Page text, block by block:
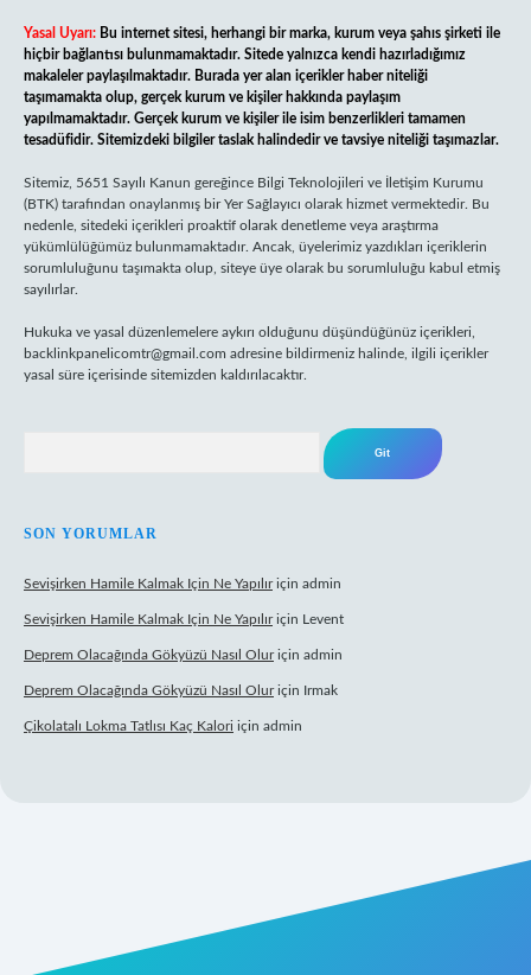
Yasal Uyarı: Bu internet sitesi, herhangi bir marka, kurum veya şahıs şirketi ile
hiçbir bağlantısı bulunmamaktadır. Sitede yalnızca kendi hazırladığımız
makaleler paylaşılmaktadır. Burada yer alan içerikler haber niteliği
taşımamakta olup, gerçek kurum ve kişiler hakkında paylaşım
yapılmamaktadır. Gerçek kurum ve kişiler ile isim benzerlikleri tamamen
tesadüfidir. Sitemizdeki bilgiler taslak halindedir ve tavsiye niteliği taşımazlar.
Sitemiz, 5651 Sayılı Kanun gereğince Bilgi Teknolojileri ve İletişim Kurumu
(BTK) tarafından onaylanmış bir Yer Sağlayıcı olarak hizmet vermektedir. Bu
nedenle, sitedeki içerikleri proaktif olarak denetleme veya araştırma
yükümlülüğümüz bulunmamaktadır. Ancak, üyelerimiz yazdıkları içeriklerin
sorumluluğunu taşımakta olup, siteye üye olarak bu sorumluluğu kabul etmiş
sayılırlar.
Hukuka ve yasal düzenlemelere aykırı olduğunu düşündüğünüz içerikleri,
backlinkpanelicomtr@gmail.com adresine bildirmeniz halinde, ilgili içerikler
yasal süre içerisinde sitemizden kaldırılacaktır.
SON YORUMLAR
Sevişirken Hamile Kalmak Için Ne Yapılıriçin admin
Sevişirken Hamile Kalmak Için Ne Yapılıriçin Levent
Deprem Olacağında Gökyüzü Nasıl Oluriçin admin
Deprem Olacağında Gökyüzü Nasıl Oluriçin Irmak
Çikolatalı Lokma Tatlısı Kaç Kalori için admin